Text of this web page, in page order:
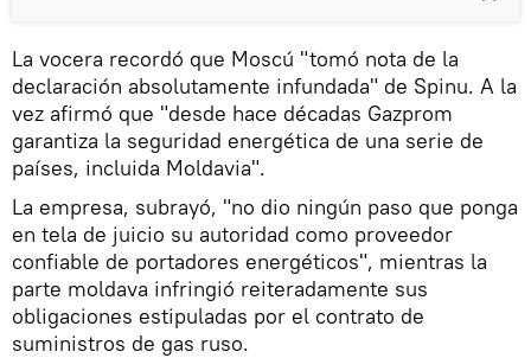
La vocera recordó que Moscú "tomó nota de la
declaración absolutamente infundada" de Spinu. A la
vez afirmó que "desde hace décadas Gazprom
garantiza la seguridad energética de una serie de
países, incluida Moldavia".
La empresa, subrayó, "no dio ningún paso que ponga
en tela de juicio su autoridad como proveedor
confiable de portadores energéticos", mientras la
parte moldava infringió reiteradamente sus
obligaciones estipuladas por el contrato de
suministros de gas ruso.